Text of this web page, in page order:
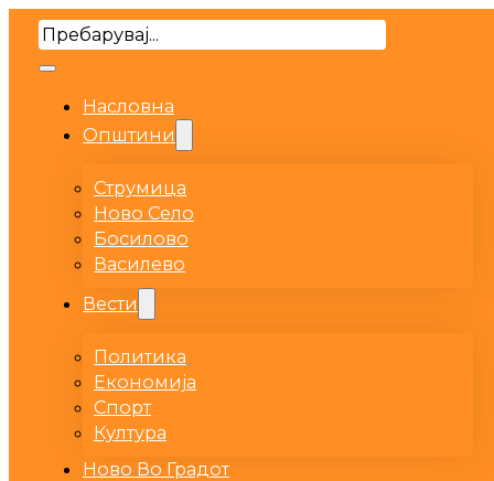
Search
Насловна
Општини
Струмица
Ново Село
Босилово
Василево
Вести
Политика
Економија
Спорт
Култура
Ново Во Градот